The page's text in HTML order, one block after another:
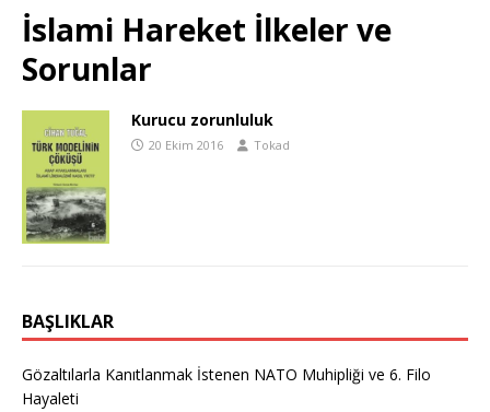
İslami Hareket İlkeler ve
Sorunlar
Kurucu zorunluluk
20 Ekim 2016 Tokad
BAŞLIKLAR
Gözaltılarla Kanıtlanmak İstenen NATO Muhipliği ve 6. Filo
Hayaleti